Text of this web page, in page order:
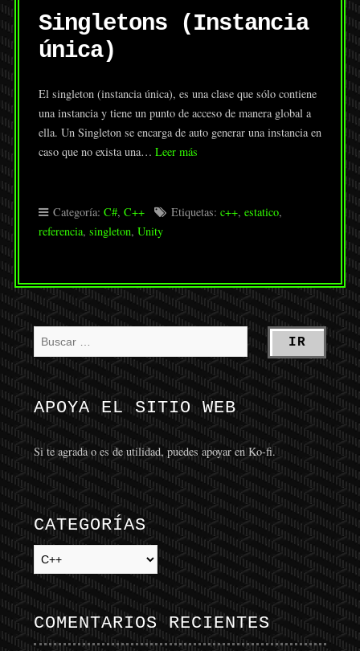
Singletons (Instancia
única)
El singleton (instancia única), es una clase que sólo contiene
una instancia y tiene un punto de acceso de manera global a
ella. Un Singleton se encarga de auto generar una instancia en
caso que no exista una… Leer más
Categoría: C#, C++ Etiquetas: c++, estatico,
referencia, singleton, Unity
APOYA EL SITIO WEB
Si te agrada o es de utilidad, puedes apoyar en Ko-fi.
CATEGORÍAS
Categorías
COMENTARIOS RECIENTES